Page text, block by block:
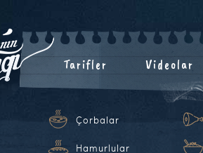
Tarifler Videolar
Çorbalar
Hamurlular